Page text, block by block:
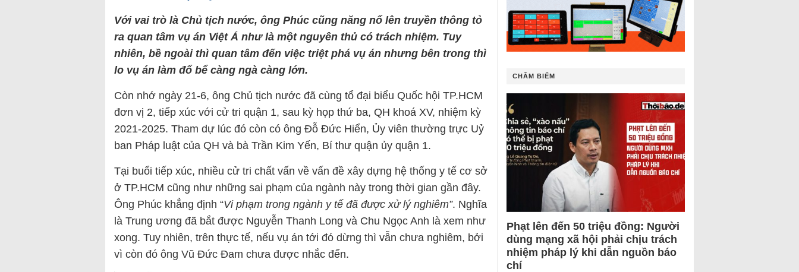
Với vai trò là Chủ tịch nước, ông Phúc cũng năng nổ lên truyền thông tỏ
ra quan tâm vụ án ViệtÁ như là một nguyên thủ có trách nhiệm. Tuy
nhiên, bề ngoài thì quan tâm đến việc triệt phá vụ án nhưng bên trong thì
lo vụ án làm đổ bể càng ngà càng lớn.
Còn nhớ ngày 21-6, ông Chủ tịch nước đã cùng tổ đại biểu Quốc hội TP.HCM
đơn vị 2, tiếp xúc với cử tri quận 1, sau kỳ họp thứ ba, QH khoá XV, nhiệm kỳ
2021-2025. Tham dự lúc đó còn có ông Đỗ Đức Hiển, Ủy viên thường trực Uỷ
ban Pháp luật của QH và bà Trần Kim Yến, Bí thư quận ủy quận 1.
Tại buổi tiếp xúc, nhiều cử tri chất vấn về vấn đề xây dựng hệ thống y tế cơ sở
ở TP.HCM cũng như những sai phạm của ngành này trong thời gian gần đây.
Ông Phúc khẳng định “Vi phạm trong ngành y tế đã được xử lý nghiêm”. Nghĩa
là Trung ương đã bắt được Nguyễn Thanh Long và Chu Ngọc Anh là xem như
xong. Tuy nhiên, trên thực tế, nếu vụ án tới đó dừng thì vẫn chưa nghiêm, bởi
vì còn đó ông Vũ Đức Đam chưa được nhắc đến.
CHÂM BIẾM
Phạt lên đến 50 triệu đồng: Người
dùng mạng xã hội phải chịu trách
nhiệm pháp lý khi dẫn nguồn báo
chí